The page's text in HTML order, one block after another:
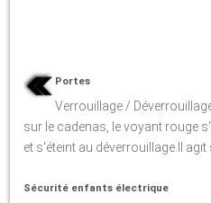
Portes
Verrouillage /
sur le cadenas, le voyant rouge
et s'éteint au déverrouillage.Il agit
Sécurité enfants électrique